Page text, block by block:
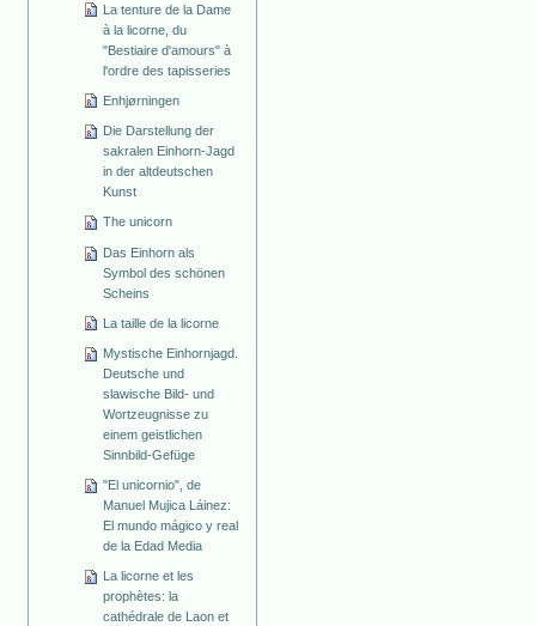
La tenture de la Dame
à la licorne, du
"Bestiaire d'amours" à
l'ordre des tapisseries
Enhjørningen
Die Darstellung der
sakralen Einhorn-Jagd
in der altdeutschen
Kunst
The unicorn
Das Einhorn als
Symbol des schönen
Scheins
La taille de la licorne
Mystische Einhornjagd.
Deutsche und
slawische Bild- und
Wortzeugnisse zu
einem geistlichen
Sinnbild-Gefüge
"El unicornio", de
Manuel Mujica Láinez:
El mundo mágico y real
de la Edad Media
La licorne et les
prophètes: la
cathédrale de Laon et